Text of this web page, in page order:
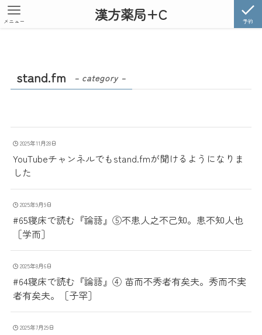
漢方薬局+C 予約
メニュー
stand.fm – category –
2025年11月28日
YouTubeチャンネルでもstand.fmが聞けるようになりま
した
2025年9月9日
#65寝床で読む『論語』⑤不患人之不己知。患不知人也
［学而］
2025年8月6日
#64寝床で読む『論語』④ 苗而不秀者有矣夫。秀而不実
者有矣夫。［子罕］
2025年7月29日